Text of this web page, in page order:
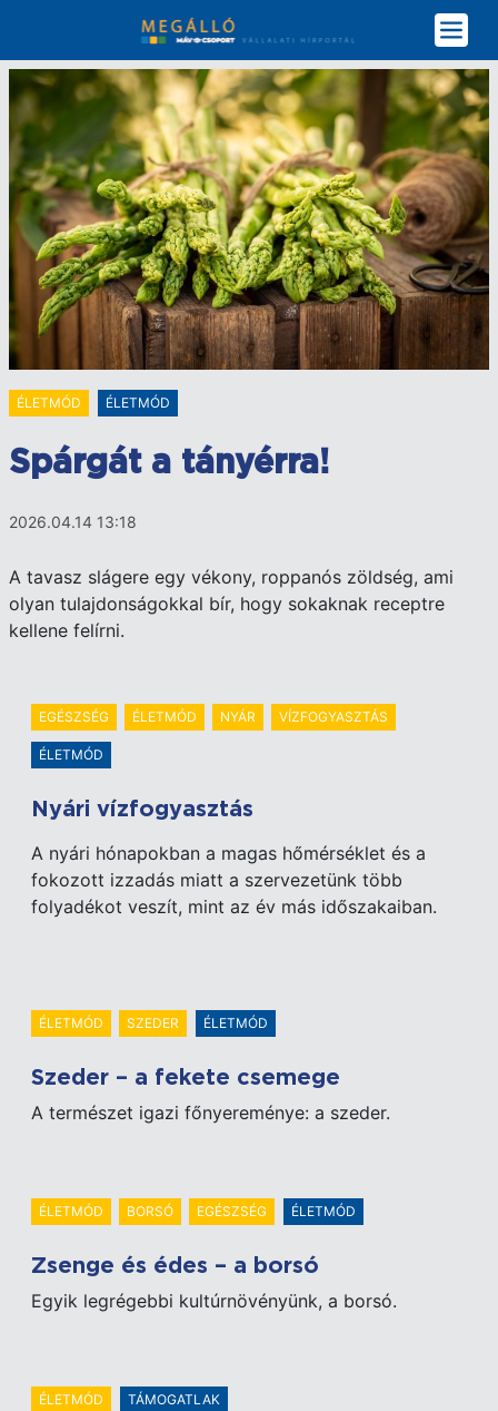
tartalomra
ÉLETMÓD ÉLETMÓD
Spárgát a tányérra!
2026.04.14 13:18
A tavasz slágere egy vékony, roppanós zöldség, ami
olyan tulajdonságokkal bír, hogy sokaknak receptre
kellene felírni.
EGÉSZSÉG ÉLETMÓD NYÁR VÍZFOGYASZTÁS
ÉLETMÓD
Nyári vízfogyasztás
A nyári hónapokban a magas hőmérséklet és a
fokozott izzadás miatt a szervezetünk több
folyadékot veszít, mint az év más időszakaiban.
ÉLETMÓD SZEDER ÉLETMÓD
Szeder – a fekete csemege
A természet igazi főnyereménye: a szeder.
ÉLETMÓD BORSÓ EGÉSZSÉG ÉLETMÓD
Zsenge és édes – a borsó
Egyik legrégebbi kultúrnövényünk, a borsó.
ÉLETMÓD TÁMOGATLAK